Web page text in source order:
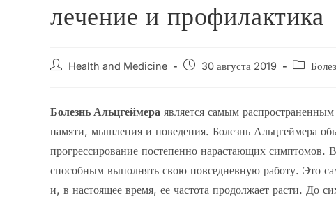
лечение и профилактика
АвторHealth and Medicine
Запись30 августа 2019
Рубрика
Болезнь Альцгеймера является самым
памяти, мышления и поведения. Болезнь Альцгеймера
прогрессирование постепенно нарастающих симптомов.
способным выполнять свою повседневную работу. Это
и, в настоящее время, ее частота продолжает расти. До